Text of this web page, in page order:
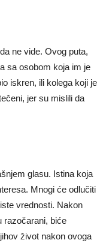
ne vide. Ovog puta,
sa osobom koja im je
iskren, ili kolega koji je
jer su mislili da
glasu. Istina koja
Mnogi će odlučiti
vrednosti. Nakon
razočarani, biće
život nakon ovoga